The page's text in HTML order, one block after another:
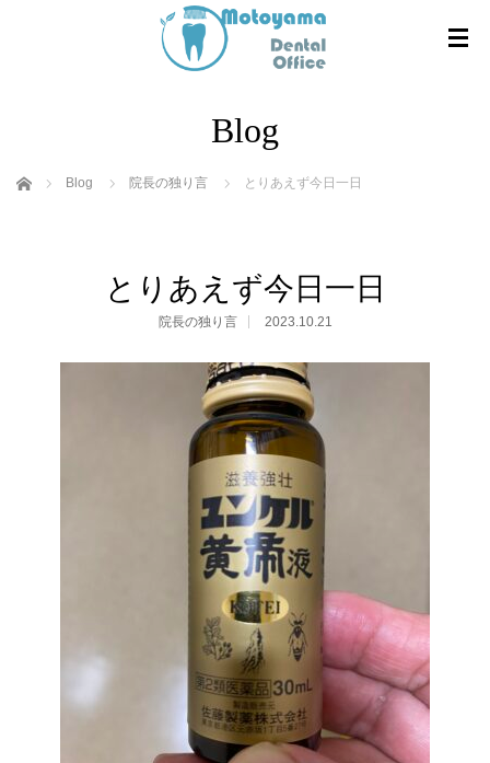
Blog
ホーム Blog 院長の独り言 とりあえず今日一日
とりあえず今日一日
院長の独り言 2023.10.21